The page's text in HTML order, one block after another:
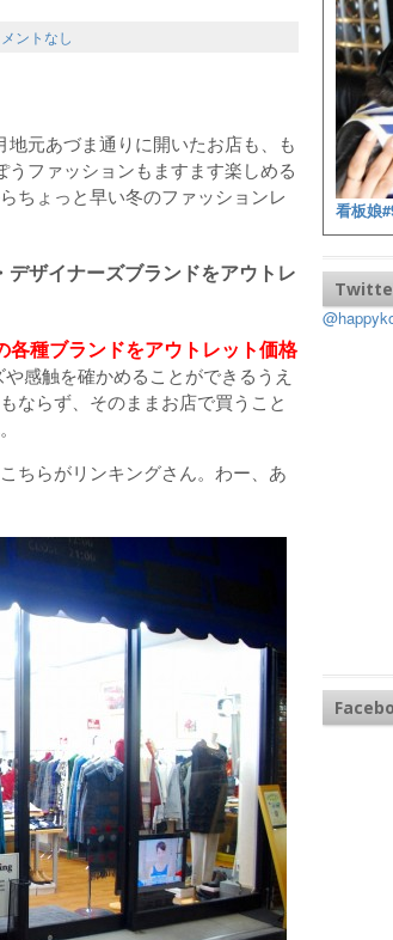
ントなし
元あづま通りに開いたお店も、も
ファッションもますます楽しめる
ちょっと早い冬のファッションレ
ザイナーズブランドをアウトレ
各種ブランドをアウトレット価格
感触を確かめることができるうえ
ならず、そのままお店で買うこと
ちらがリンキングさん。わー、あ
看板娘